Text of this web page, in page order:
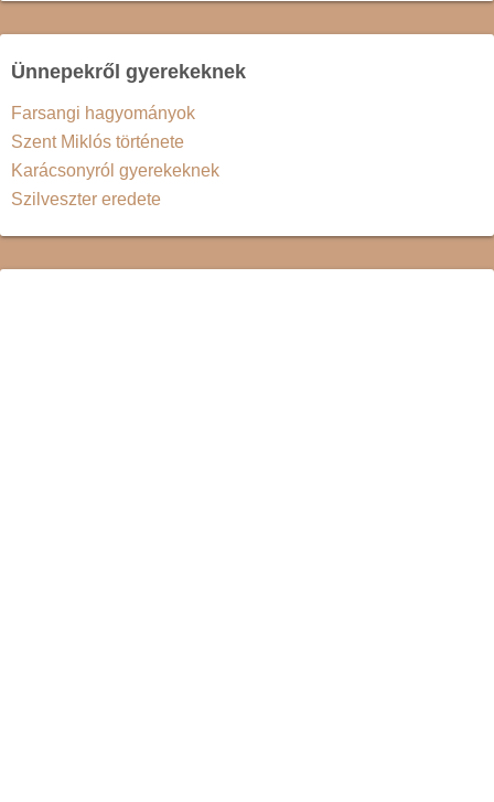
Ünnepekről gyerekeknek
Farsangi hagyományok
Szent Miklós története
Karácsonyról gyerekeknek
Szilveszter eredete